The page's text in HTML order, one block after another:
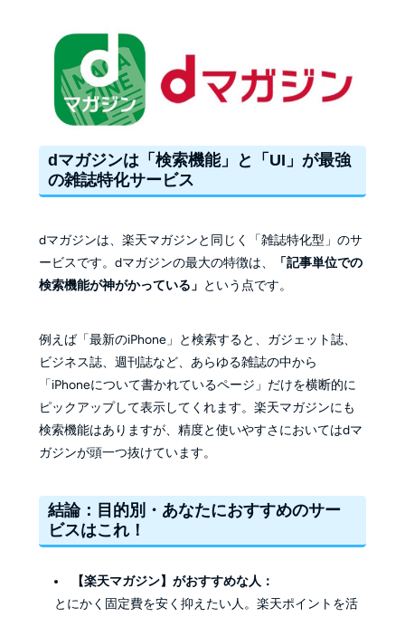
dマガジンは「検索機能」と「UI」が最強
の雑誌特化サービス
dマガジンは、楽天マガジンと同じく「雑誌特化型」のサ
ービスです。dマガジンの最大の特徴は、
「記事単位での
検索機能が神がかっている」 という点です。
例えば「最新のiPhone」と検索すると、ガジェット誌、
ビジネス誌、週刊誌など、あらゆる雑誌の中から
「iPhoneについて書かれているページ」だけを横断的に
ピックアップして表示してくれます。楽天マガジンにも
検索機能はありますが、精度と使いやすさにおいてはdマ
ガジンが頭一つ抜けています。
結論：目的別・あなたにおすすめのサー
ビスはこれ！
【楽天マガジン】がおすすめな人：
とにかく固定費を安く抑えたい人。楽天ポイントを活